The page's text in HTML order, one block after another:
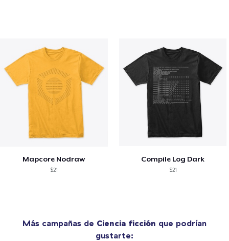
Mapcore Nodraw
$21
Compile Log Dark
$21
Más campañas de Ciencia ficción que podrían
gustarte: